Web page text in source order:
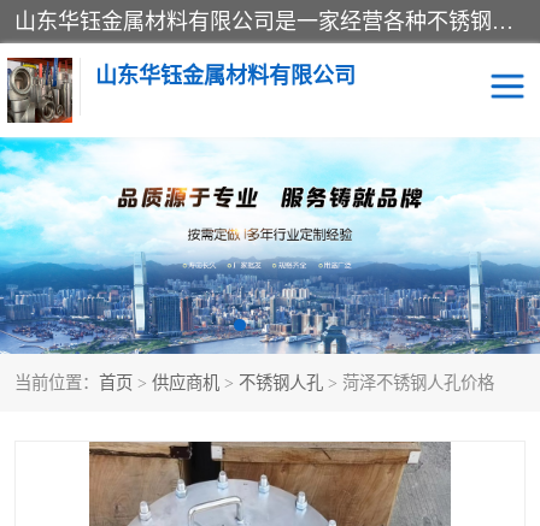
山东华钰金属材料有限公司是一家经营各种不锈钢管材、板材、圆钢、法兰、封头、型材等产品的公司；主营产品有：不锈钢管，激光切割，管件标准件，不锈钢圆钢，不锈钢人孔，不锈钢亮管，不锈钢角钢，不锈钢加工，不锈钢管子，不锈钢工业方管，不锈钢封头，不锈钢法兰，不锈钢阀门，不锈钢槽钢，不锈钢扁钢，不锈钢板等；可为客户制作各种规格的型材及不锈钢配件、非标准件及各种容器具等，能满足客户的不同采购要求。
山东华钰金属材料有限公司
当前位置： 首页 > 供应商机 > 不锈钢人孔 > 菏泽不锈钢人孔价格
不锈钢管 激光切割
管件标准件 不锈钢圆钢
不锈钢人孔 不锈钢亮管
不锈钢角钢 不锈钢加工
不锈钢板 不锈钢工业方管
不锈钢封头 不锈钢法兰